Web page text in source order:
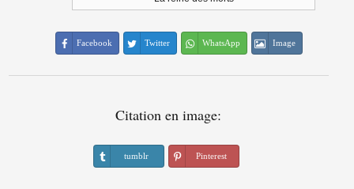
Facebook Twitter WhatsApp Image
Citation en image:
tumblr Pinterest